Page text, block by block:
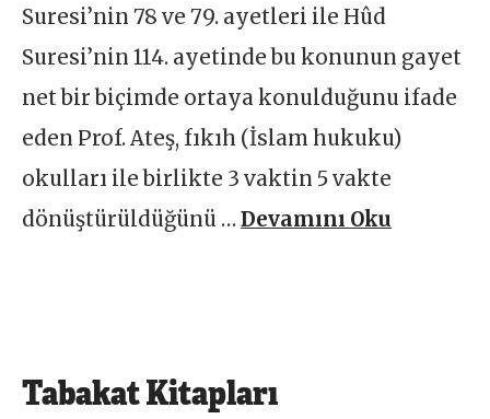
Suresi’nin 78 ve 79. ayetleri ile Hûd
Suresi’nin 114. ayetinde bu konunun gayet
net bir biçimde ortaya konulduğunu ifade
eden Prof. Ateş, fıkıh (İslam hukuku)
okulları ile birlikte 3 vaktin 5 vakte
dönüştürüldüğünü …Devamını Oku
Tabakat Kitapları